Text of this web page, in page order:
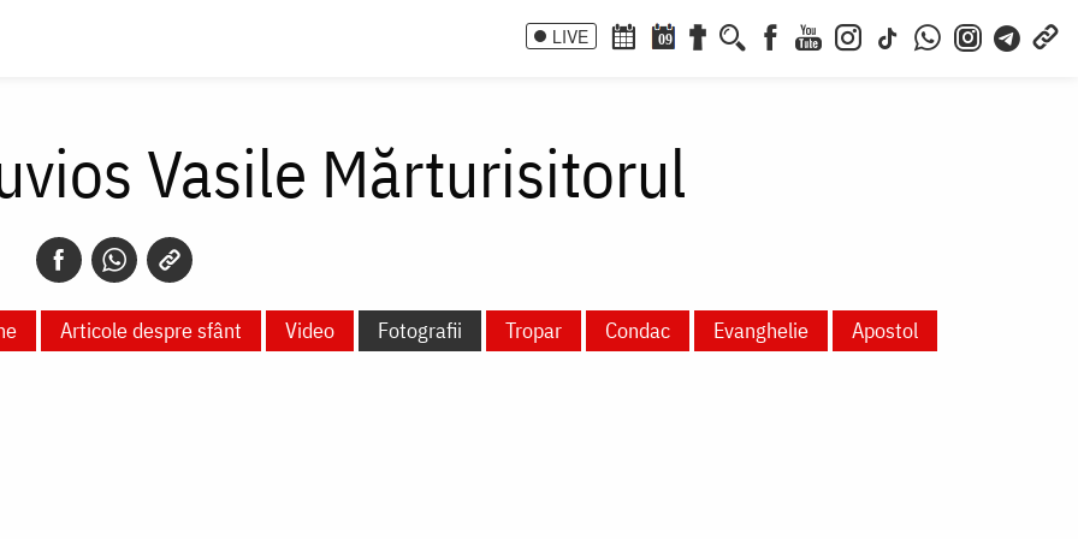
LIVE 09
Vasile Mărturisitorul
Articole despre sfânt Video Fotografii Tropar Condac Evanghelie Apostol